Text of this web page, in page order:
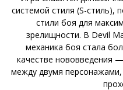
системой стиля (S-стиль),
стили боя для
зрелищности. В Devil
механика боя стала
качестве нововведения
между двумя